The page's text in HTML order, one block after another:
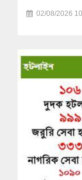
02/08/2026
এইচ এস সি-২০২৬
29/07/2026
এইচ এস সি-২০২৬
29/07/2026
এইচ এস সি-২০২৬
29/07/2026